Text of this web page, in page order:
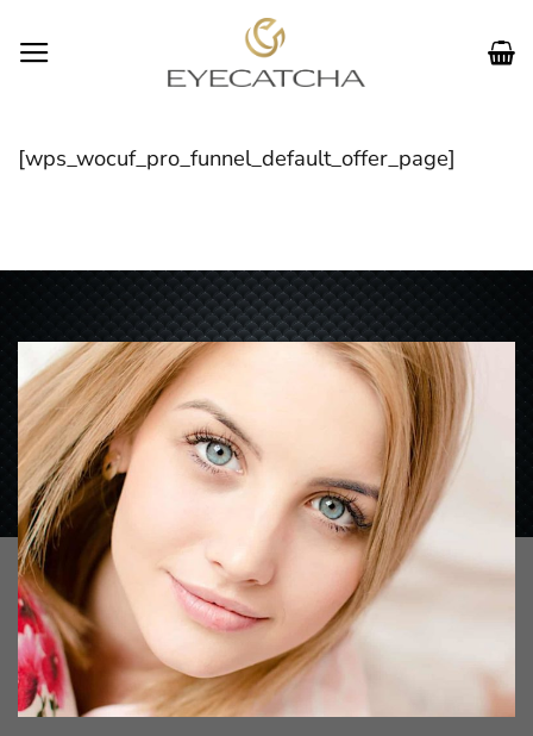
Inhalt
[wps_wocuf_pro_funnel_default_offer_page]